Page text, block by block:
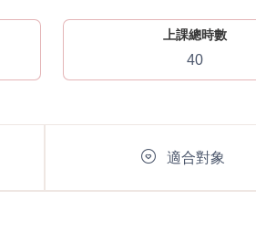
上課總時數
40
適合對象